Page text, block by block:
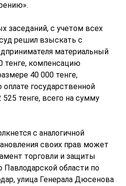
заседаний, с учетом всех
решил взыскать с
материальный
тенге, компенсацию
40 000 тенге,
государственной
тенге, всего на сумму
с аналогичной
своих прав может
торговли и защиты
Павлодарской области по
улица Генерала Дюсенова